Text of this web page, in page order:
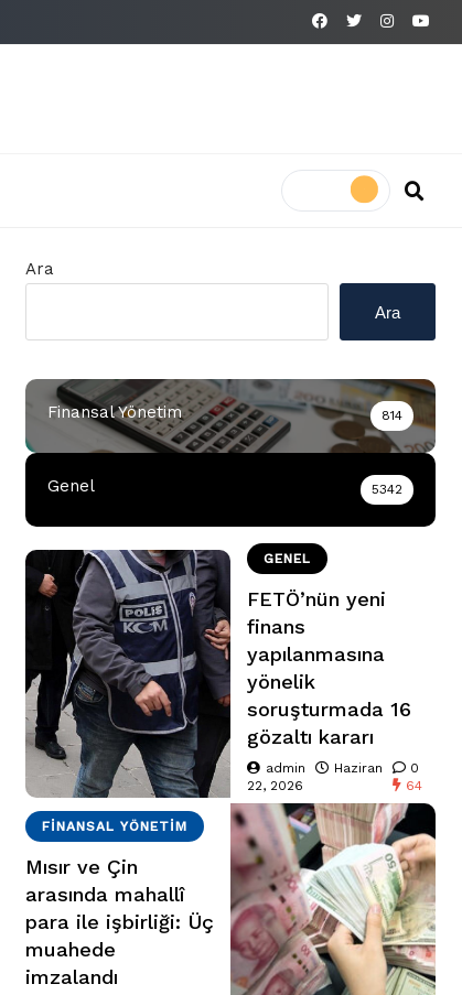
Ara
Ara
Finansal Yönetim 814
Genel 5342
GENEL
FETÖ’nün yeni
finans
yapılanmasına
yönelik
soruşturmada 16
gözaltı kararı
admin
Haziran
22, 2026
0
64
FINANSAL YÖNETIM
Mısır ve Çin
arasında mahallî
para ile işbirliği: Üç
muahede
imzalandı